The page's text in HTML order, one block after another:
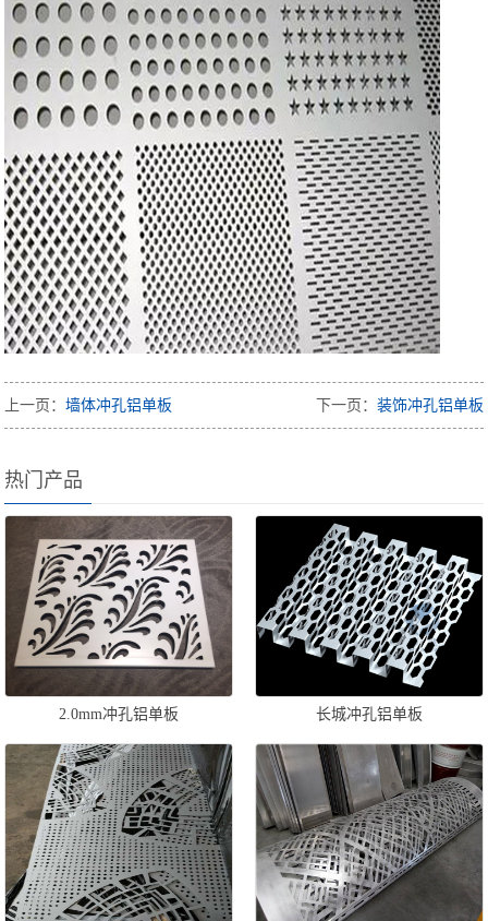
上一页：墙体冲孔铝单板 下一页： 装饰冲孔铝单板
热门产品
2.0mm冲孔铝单板 长城冲孔铝单板